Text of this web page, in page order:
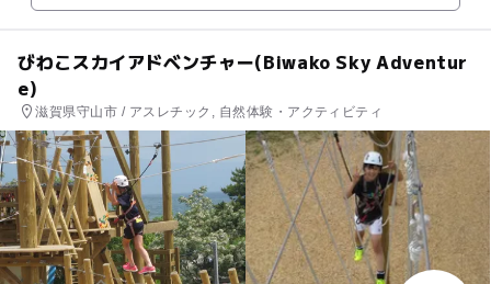
びわこスカイアドベンチャー(Biwako Sky Adventur
e)
滋賀県守山市 / アスレチック, 自然体験・アクティビティ